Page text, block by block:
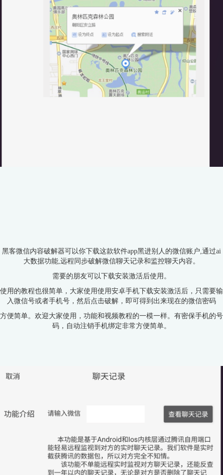
黑客微信内容破解器可以你下载这款软件app黑进别人的微信账户,通过ai
大数据功能,远程同步破解微信聊天记录和监控聊天内容。
需要的朋友可以下载安装激活后使用。
使用的教程也很简单，大家使用使用安卓手机下载安装激活后，只需要输
入微信号或者手机号，然后点击破解，即可得到出来现在的微信密码
方便简单。欢迎大家使用，功能和视频教程的一模一样。有密保手机的号
码，自动注销手机绑定非常方便简单。